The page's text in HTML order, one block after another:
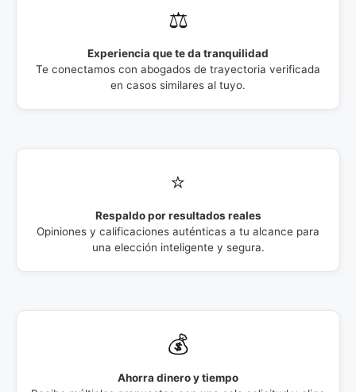
⚖️
Experiencia que te da tranquilidad
Te conectamos con abogados de trayectoria verificada
en casos similares al tuyo.
⭐
Respaldo por resultados reales
Opiniones y calificaciones auténticas a tu alcance para
una elección inteligente y segura.
💰
Ahorra dinero y tiempo